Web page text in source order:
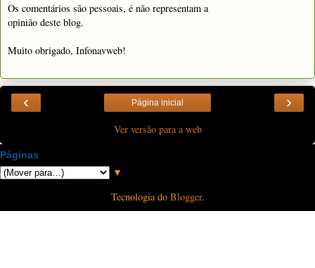
Os comentários são pessoais, é não representam a
opinião deste blog.
Muito obrigado, Infonavweb!
‹ ›
Página inicial
Ver versão para a web
Páginas
▼
Tecnologia do Blogger.